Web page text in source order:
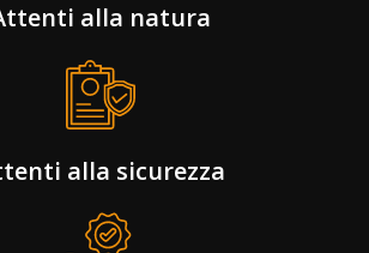
alla natura
alla sicurezza